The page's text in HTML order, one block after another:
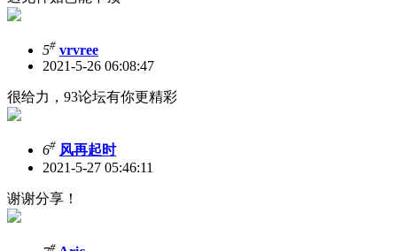
5# vrvree
2021-5-26 06:08:47
很给力，93论坛有你更精彩
6# 风再起时
2021-5-27 05:46:11
谢谢分享！
#